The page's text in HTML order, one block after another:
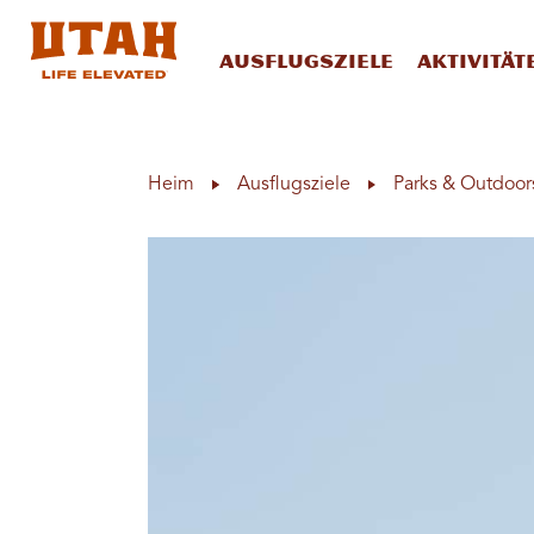
Ausflugsziele
Heim Ausflugsziele Parks &